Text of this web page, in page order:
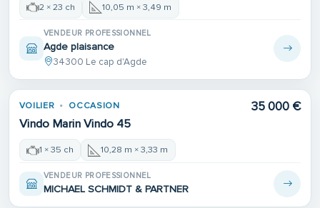
2 × 23 ch 10,05 m × 3,49 m
VENDEUR PROFESSIONNEL
Agde plaisance
34300 Le cap d'Agde
VOILIER OCCASION
Vindo Marin Vindo 45
35 000 €
1 × 35 ch 10,28 m × 3,33 m
VENDEUR PROFESSIONNEL
MICHAEL SCHMIDT & PARTNER